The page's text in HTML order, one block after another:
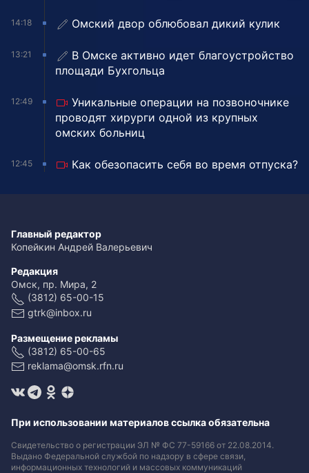
14:18 Омский двор облюбовал дикий кулик
13:21
В Омске активно идет благоустройство
площади Бухгольца
12:49
Уникальные операции на позвоночнике
проводят хирурги одной из крупных
омских больниц
12:45 Как обезопасить себя во время отпуска?
Главный редактор
Копейкин Андрей Валерьевич
Редакция
Омск, пр. Мира, 2
(3812) 65-00-15
gtrk@inbox.ru
Размещение рекламы
(3812) 65-00-65
reklama@omsk.rfn.ru
При использовании материалов ссылка обязательна
Свидетельство о регистрации ЭЛ № ФС 77-59166 от 22.08.2014.
Выдано Федеральной службой по надзору в сфере связи,
информационных технологий и массовых коммуникаций